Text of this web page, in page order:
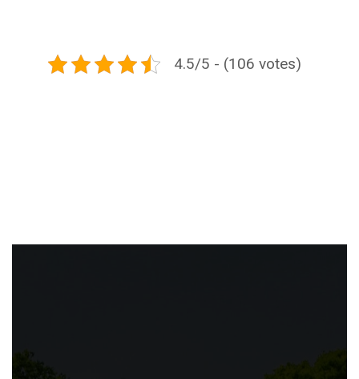
4.5/5 - (106 votes)